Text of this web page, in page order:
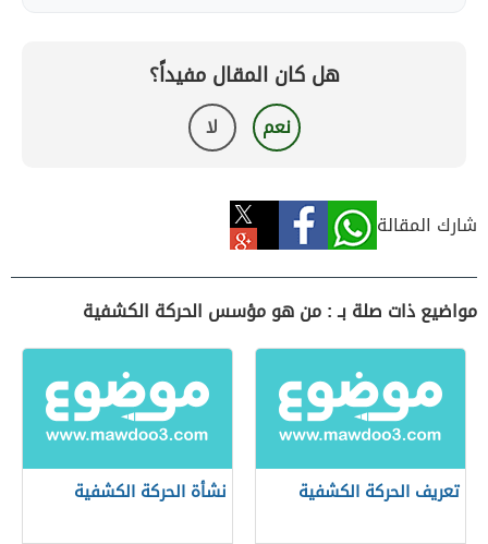
هل كان المقال مفيداً؟
نعم لا
شارك المقالة
مواضيع ذات صلة بـ : من هو مؤسس الحركة الكشفية
تعريف الحركة الكشفية نشأة الحركة الكشفية